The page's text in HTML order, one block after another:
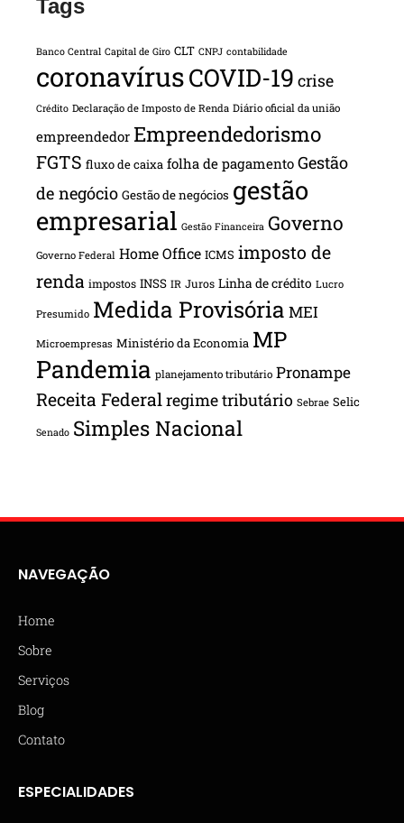
Tags
Banco Central Capital de Giro CLT CNPJ contabilidade
coronavírusCOVID-19 crise
Crédito Declaração de Imposto de Renda Diário oficial da união
empreendedor Empreendedorismo
FGTS fluxo de caixa folha de pagamento Gestão
de negócio Gestão de negócios gestão
empresarial Gestão Financeira Governo
Governo Federal Home Office ICMS imposto de
renda impostos INSS IR Juros Linha de crédito Lucro
Presumido Medida Provisória MEI
Microempresas Ministério da Economia MP
Pandemia planejamento tributário Pronampe
Receita Federalregime tributário Sebrae Selic
Senado Simples Nacional
NAVEGAÇÃO
Home
Sobre
Serviços
Blog
Contato
ESPECIALIDADES